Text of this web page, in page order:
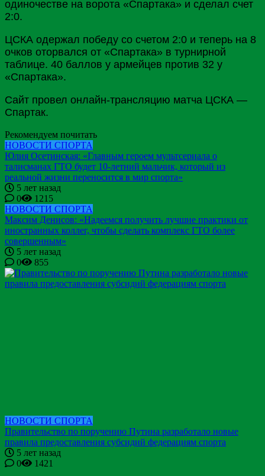
одиночестве на ворота «Спартака» и сделал счет
2:0.
ЦСКА одержал победу со счетом 2:0 и теперь на 8
очков оторвался от «Спартака» в турнирной
таблице. 40 баллов у армейцев против 32 у
«Спартака».
Сайт провел онлайн-трансляцию матча ЦСКА —
Спартак.
Рекомендуем почитать
НОВОСТИ СПОРТА
Юлия Осетинская: «Главным героем мультсериала о
талисманах ГТО будет 10-летний мальчик, который из
реальной жизни переносится в мир спорта»
5 лет назад
0
1215
НОВОСТИ СПОРТА
Максим Денисов: «Надеемся получить лучшие практики от
иностранных коллег, чтобы сделать комплекс ГТО более
совершенным»
5 лет назад
0
855
НОВОСТИ СПОРТА
Правительство по поручению Путина разработало новые
правила предоставления субсидий федерациям спорта
5 лет назад
0
1421